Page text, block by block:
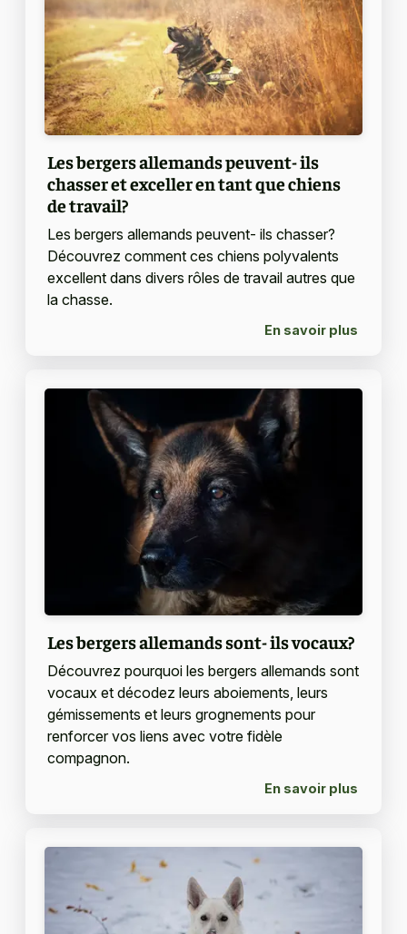
Les bergers allemands peuvent- ils
chasser et exceller en tant que chiens
de travail?
Les bergers allemands peuvent- ils chasser?
Découvrez comment ces chiens polyvalents
excellent dans divers rôles de travail autres que
la chasse.
En savoir plus
Les bergers allemands sont- ils vocaux?
Découvrez pourquoi les bergers allemands sont
vocaux et décodez leurs aboiements, leurs
gémissements et leurs grognements pour
renforcer vos liens avec votre fidèle
compagnon.
En savoir plus